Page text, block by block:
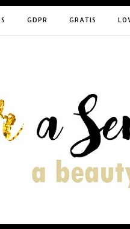
GDPR GRATIS